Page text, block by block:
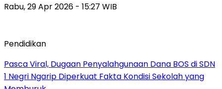
Rabu, 29 Apr 2026 - 15:27 WIB
Pendidikan
Pasca Viral, Dugaan Penyalahgunaan Dana BOS di SDN
1 Negri Ngarip Diperkuat Fakta Kondisi Sekolah yang